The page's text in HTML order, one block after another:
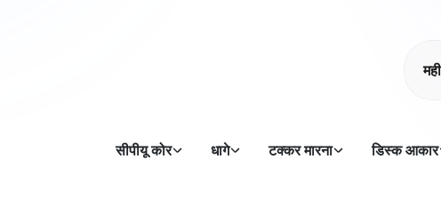
सीपीयू कोर धागे टक्कर मारना डिस्क आकार